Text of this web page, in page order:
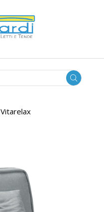
Vitarelax